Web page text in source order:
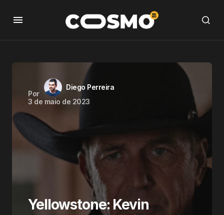
Por
Diego Perreira
3 de maio de 2023
Yellowstone: Kevin